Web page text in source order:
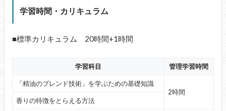
学習時間・カリキュラム
■標準カリキュラム 20時間+1時間
学習科目 管理学習時間
「精油のブレンド技術」を学ぶための基礎知識
2時間
香りの特徴をとらえる方法